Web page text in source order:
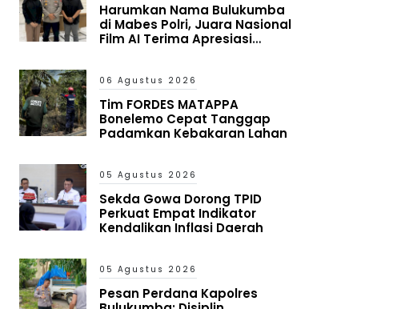
Harumkan Nama Bulukumba
di Mabes Polri, Juara Nasional
Film AI Terima Apresiasi
06 Agustus 2026
Tim FORDES MATAPPA
Bonelemo Cepat Tanggap
Padamkan Kebakaran Lahan
05 Agustus 2026
Sekda Gowa Dorong TPID
Perkuat Empat Indikator
Kendalikan Inflasi Daerah
05 Agustus 2026
Pesan Perdana Kapolres